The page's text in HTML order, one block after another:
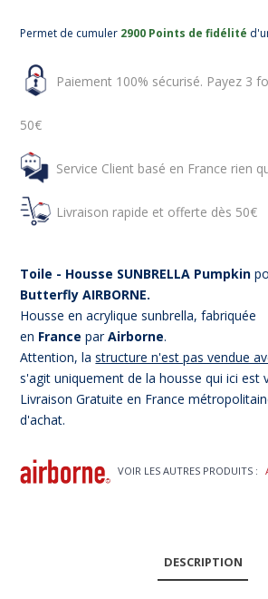
Permet de cumuler 2900 Points de fidélité
Paiement 100% sécurisé. Payez 3
50€
Service Client basé en France rien
Livraison rapide et offerte dès 50€
Toile - Housse SUNBRELLA Pumpkin
Butterfly AIRBORNE.
Housse en acrylique sunbrella, fabriquée
en France parAirborne.
Attention, lastructure n'est pas vendue
s'agit uniquement de la housse qui ici est
Livraison Gratuite en France
d'achat.
VOIR LES AUTRES PRODUITS :
DESCRIPTION